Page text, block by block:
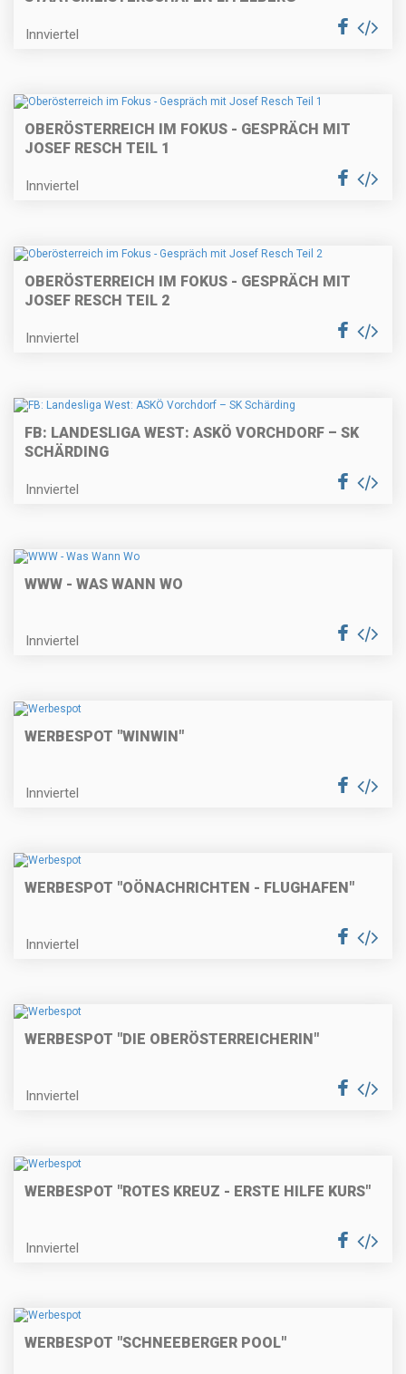
Innviertel
OBERÖSTERREICH IM FOKUS - GESPRÄCH MIT
JOSEF RESCH TEIL 1
Innviertel
OBERÖSTERREICH IM FOKUS - GESPRÄCH MIT
JOSEF RESCH TEIL 2
Innviertel
FB: LANDESLIGA WEST: ASKÖ VORCHDORF – SK
SCHÄRDING
Innviertel
WWW - WAS WANN WO
Innviertel
WERBESPOT "WINWIN"
Innviertel
WERBESPOT "OÖNACHRICHTEN - FLUGHAFEN"
Innviertel
WERBESPOT "DIE OBERÖSTERREICHERIN"
Innviertel
WERBESPOT "ROTES KREUZ - ERSTE HILFE KURS"
Innviertel
WERBESPOT "SCHNEEBERGER POOL"